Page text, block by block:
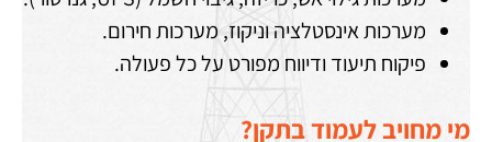
מערכות אינסטלציה וניקוז, מערכות חירום.
פיקוח תיעוד ודיווח מפורט על כל פעולה.
מי מחויב לעמוד בתקן?